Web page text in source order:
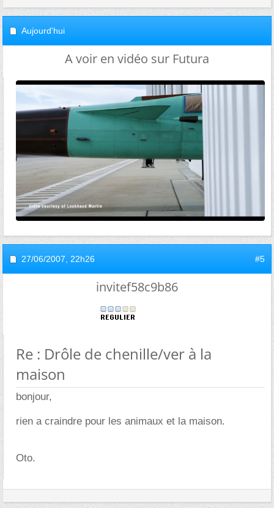
Aujourd'hui
A voir en vidéo sur Futura
27/06/2007, 22h26 #5
invitef58c9b86
Re : Drôle de chenille/ver à la
maison
bonjour,
rien a craindre pour les animaux et la maison.
Oto.